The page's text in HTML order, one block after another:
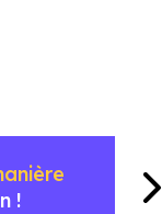
!